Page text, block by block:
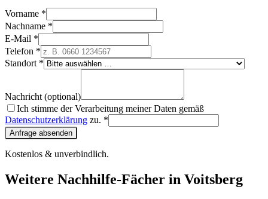
Vorname *
Nachname *
E-Mail *
Telefon *
Standort *
Nachricht (optional)
Ich stimme der Verarbeitung meiner Daten gemäß
Datenschutzerklärung zu. *
Anfrage absenden
Kostenlos & unverbindlich.
Weitere Nachhilfe-Fächer in Voitsberg